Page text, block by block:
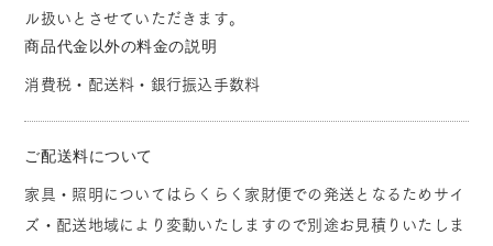
ル扱いとさせていただきます。
商品代金以外の料金の説明
消費税・配送料・銀行振込手数料
ご配送料について
家具・照明についてはらくらく家財便での発送となるためサイ
ズ・配送地域により変動いたしますので別途お見積りいたしま